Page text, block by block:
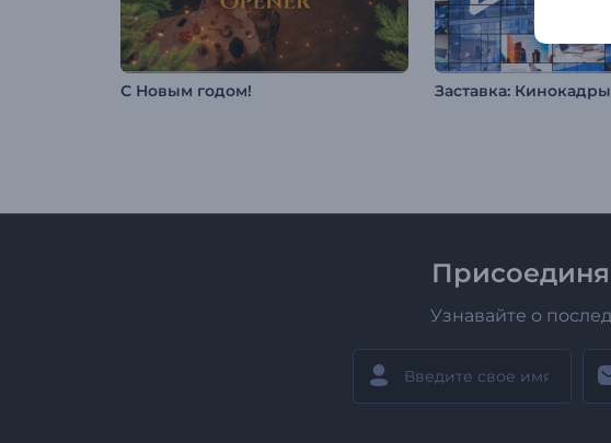
С Новым годом! Заставка: Кинокадры
Узнавайте о